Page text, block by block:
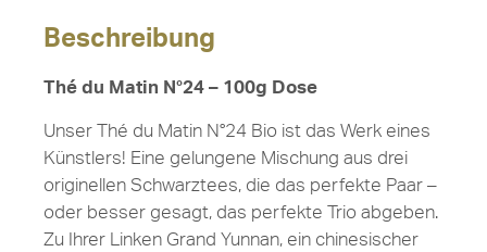
Beschreibung
Thé du Matin N°24 – 100g Dose
Unser Thé du Matin N°24 Bio ist das Werk eines
Künstlers! Eine gelungene Mischung aus drei
originellen Schwarztees, die das perfekte Paar –
oder besser gesagt, das perfekte Trio abgeben.
Zu Ihrer Linken Grand Yunnan, ein chinesischer